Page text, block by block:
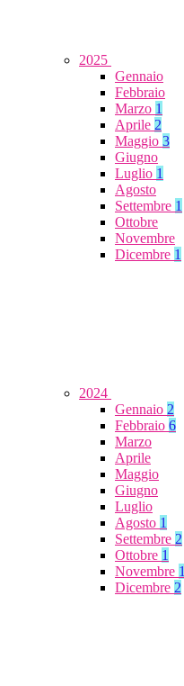
2025
Gennaio
Febbraio
Marzo 1
Aprile 2
Maggio 3
Giugno
Luglio 1
Agosto
Settembre 1
Ottobre
Novembre
Dicembre 1
2024
Gennaio 2
Febbraio 6
Marzo
Aprile
Maggio
Giugno
Luglio
Agosto 1
Settembre 2
Ottobre 1
Novembre 1
Dicembre 2